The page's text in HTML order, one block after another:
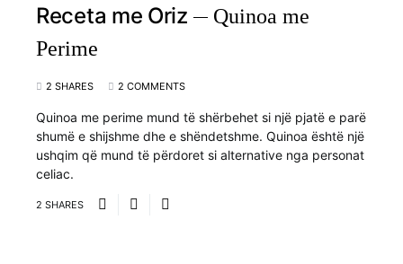
Receta me Oriz
Quinoa me
Perime
2 SHARES 2 COMMENTS
Quinoa me perime mund të shërbehet si një pjatë e parë
shumë e shijshme dhe e shëndetshme. Quinoa është një
ushqim që mund të përdoret si alternative nga personat
celiac.
2 SHARES